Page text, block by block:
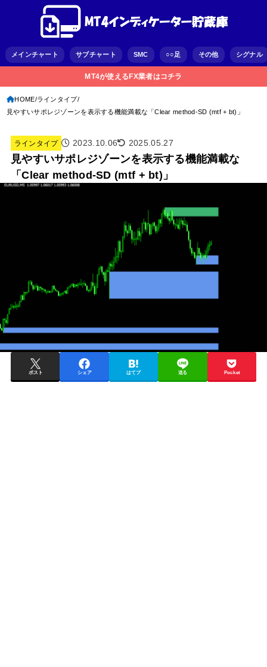
メインチャート サブチャート SMC ○○足 その他 シグナル
MT4が使えるFX業者はコチラ
HOME ラインタイプ
見やすいサポレジゾーンを表示する機能満載な「Clear method-SD (mtf + bt)」
ラインタイプ 2023.10.06 2025.05.27
見やすいサポレジゾーンを表示する機能満載な
「Clear method-SD (mtf + bt)」
ポスト シェア はてブ 送る Pocket